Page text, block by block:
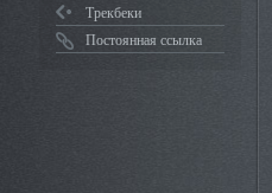
Трекбеки
Постоянная ссылка